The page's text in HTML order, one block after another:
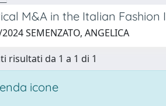
M&A in the Italian Fashion
SEMENZATO, ANGELICA
risultati da 1 a 1 di 1
icone